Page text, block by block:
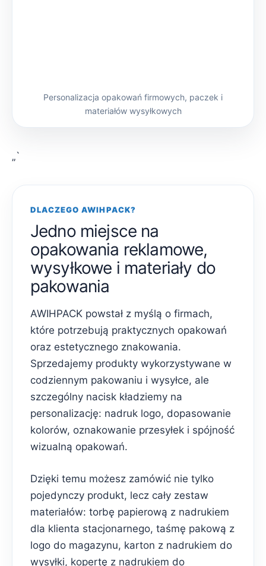
Personalizacja opakowań firmowych, paczek i
materiałów wysyłkowych
„`
DLACZEGO AWIHPACK?
Jedno miejsce na
opakowania reklamowe,
wysyłkowe i materiały do
pakowania
AWIHPACK powstał z myślą o firmach,
które potrzebują praktycznych opakowań
oraz estetycznego znakowania.
Sprzedajemy produkty wykorzystywane w
codziennym pakowaniu i wysyłce, ale
szczególny nacisk kładziemy na
personalizację: nadruk logo, dopasowanie
kolorów, oznakowanie przesyłek i spójność
wizualną opakowań.
Dzięki temu możesz zamówić nie tylko
pojedynczy produkt, lecz cały zestaw
materiałów: torbę papierową z nadrukiem
dla klienta stacjonarnego, taśmę pakową z
logo do magazynu, karton z nadrukiem do
wysyłki, kopertę z nadrukiem do